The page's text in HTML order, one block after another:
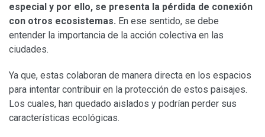
especial y por ello, se presenta la pérdida de conexión
con otros ecosistemas. En ese sentido, se debe
entender la importancia de la acción colectiva en las
ciudades.
Ya que, estas colaboran de manera directa en los espacios
para intentar contribuir en la protección de estos paisajes.
Los cuales, han quedado aislados y podrían perder sus
características ecológicas.